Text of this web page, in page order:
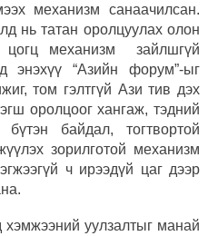
механизм санаачилсан.
нь татан оролцуулах олон
цогц механизм зайлшгүй
энэхүү “Азийн форум”-ыг
том гэлтгүй Ази тив дэх
оролцоог хангаж, тэдний
бүтэн байдал, тогтвортой
зорилготой механизм
ч ирээдүй цаг дээр
уулзалтыг манай